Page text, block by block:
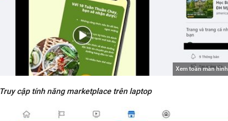
Xem toàn màn hình
Truy cập tính năng marketplace trên laptop